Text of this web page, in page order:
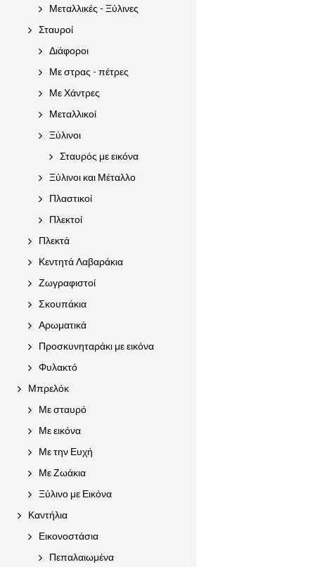
Μεταλλικές - Ξύλινες
Σταυροί
Διάφοροι
Με στρας - πέτρες
Με Χάντρες
Μεταλλικοί
Ξύλινοι
Σταυρός με εικόνα
Ξύλινοι και Μέταλλο
Πλαστικοί
Πλεκτοί
Πλεκτά
Κεντητά Λαβαράκια
Ζωγραφιστοί
Σκουπάκια
Αρωματικά
Προσκυνηταράκι με εικόνα
Φυλακτό
Μπρελόκ
Με σταυρό
Με εικόνα
Με την Ευχή
Με Ζωάκια
Ξύλινο με Εικόνα
Καντήλια
Εικονοστάσια
Πεπαλαιωμένα